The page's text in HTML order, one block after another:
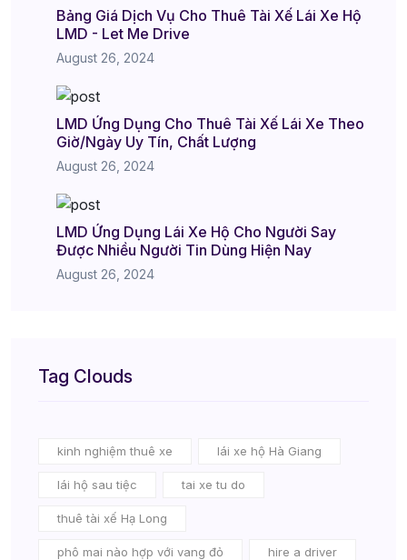
Bảng Giá Dịch Vụ Cho Thuê Tài Xế Lái Xe Hộ
LMD - Let Me Drive
August 26, 2024
LMD Ứng Dụng Cho Thuê Tài Xế Lái Xe Theo
Giờ/Ngày Uy Tín, Chất Lượng
August 26, 2024
LMD Ứng Dụng Lái Xe Hộ Cho Người Say
Được Nhiều Người Tin Dùng Hiện Nay
August 26, 2024
Tag Clouds
kinh nghiệm thuê xe lái xe hộ Hà Giang
lái hộ sau tiệc tai xe tu do
thuê tài xế Hạ Long
phô mai nào hợp với vang đỏ hire a driver